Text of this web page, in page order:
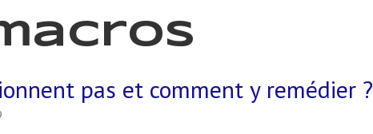
pas et comment y remédier ?